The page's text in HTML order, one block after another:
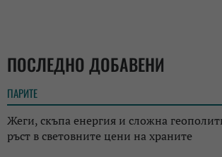
ПОСЛЕДНО ДОБАВЕНИ
ПАРИТЕ
Жеги, скъпа енергия и сложна
ръст в световните цени на храните